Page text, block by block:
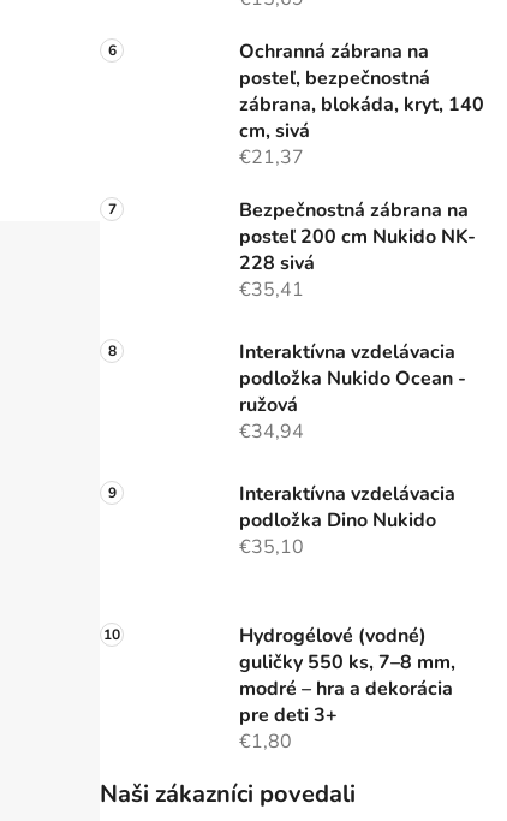
Ochranná zábrana na
posteľ, bezpečnostná
zábrana, blokáda, kryt, 140
cm, sivá
€21,37
Bezpečnostná zábrana na
posteľ 200 cm Nukido NK-
228 sivá
€35,41
Interaktívna vzdelávacia
podložka Nukido Ocean -
ružová
€34,94
Interaktívna vzdelávacia
podložka Dino Nukido
€35,10
Hydrogélové (vodné)
guličky 550 ks, 7–8 mm,
modré – hra a dekorácia
pre deti 3+
€1,80
Naši zákazníci povedali